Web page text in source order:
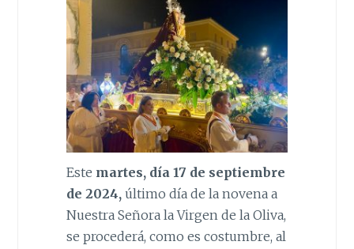
Este martes, día 17 de septiembre
de 2024,último día de la novena a
Nuestra Señora la Virgen de la Oliva,
se procederá, como es costumbre, al